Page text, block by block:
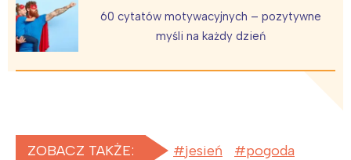
60 cytatów motywacyjnych – pozytywne
myśli na każdy dzień
ZOBACZ TAKŻE: jesień pogoda
Wrocław
Wszystkie
Wybieram